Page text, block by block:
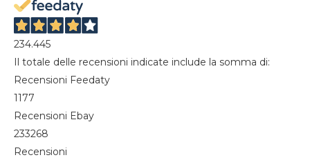
234.445
Il totale delle recensioni indicate include la somma di:
Recensioni Feedaty
1177
Recensioni Ebay
233268
Recensioni